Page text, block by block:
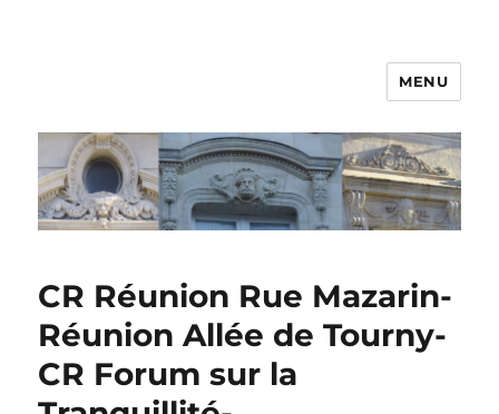
MENU
CR Réunion Rue Mazarin-
Réunion Allée de Tourny-
CR Forum sur la